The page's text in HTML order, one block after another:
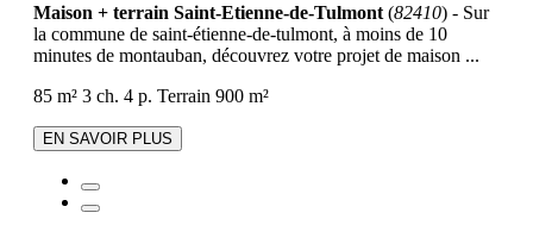
Maison + terrain Saint-Etienne-de-Tulmont (82410) - Sur
la commune de saint-étienne-de-tulmont, à moins de 10
minutes de montauban, découvrez votre projet de maison ...
85 m² 3 ch. 4 p. Terrain 900 m²
EN SAVOIR PLUS